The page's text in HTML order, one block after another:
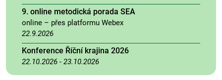
9. online metodická porada SEA
online – přes platformu Webex
22.9.2026
Konference Říční krajina 2026
22.10.2026 - 23.10.2026